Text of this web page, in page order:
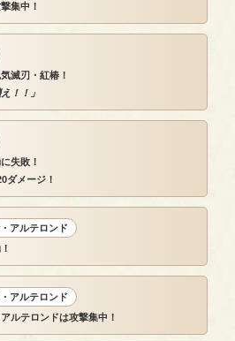
集中！
滅刃・紅椿！
！！」
失敗！
ダメージ！
アルテロンド
アルテロンド
ルテロンドは攻撃集中！